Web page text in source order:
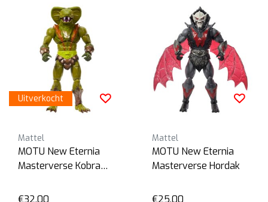
Uitverkocht
Mattel
MOTU New Eternia
Masterverse Kobra
€32,00
Mattel
MOTU New Eternia
Masterverse Hordak
€25,00